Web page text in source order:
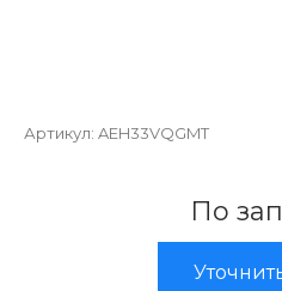
Артикул: AEH33VQGMT
По